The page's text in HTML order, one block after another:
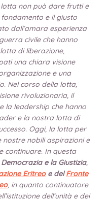
non può dare frutti e
e il giusto
dall’amara esperienza
civile che hanno
di liberazione,
una chiara visione
e una
Nel corso della lotta,
rivoluzionaria, il
la leadership che hanno
e la nostra lotta di
Oggi, la lotta per
nostre nobili aspirazioni e
continuare. In questa
e la Giustizia,
Eritreoe delFronte
, in quanto continuatore
dell’unità e dei